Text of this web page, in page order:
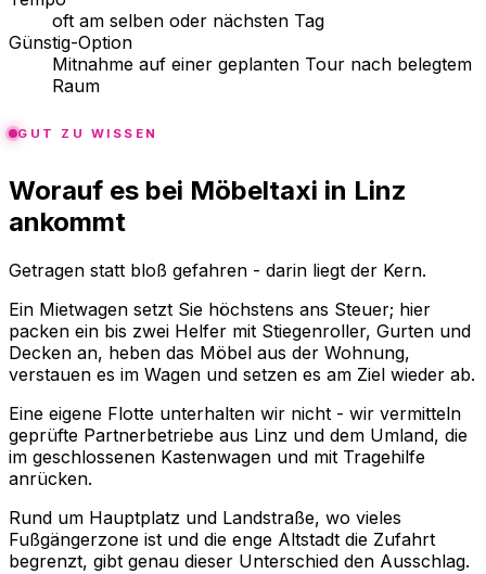
oft am selben oder nächsten Tag
Günstig-Option
Mitnahme auf einer geplanten Tour nach belegtem
Raum
GUT ZU WISSEN
Worauf es bei Möbeltaxi in Linz
ankommt
Getragen statt bloß gefahren - darin liegt der Kern.
Ein Mietwagen setzt Sie höchstens ans Steuer; hier
packen ein bis zwei Helfer mit Stiegenroller, Gurten und
Decken an, heben das Möbel aus der Wohnung,
verstauen es im Wagen und setzen es am Ziel wieder ab.
Eine eigene Flotte unterhalten wir nicht - wir vermitteln
geprüfte Partnerbetriebe aus Linz und dem Umland, die
im geschlossenen Kastenwagen und mit Tragehilfe
anrücken.
Rund um Hauptplatz und Landstraße, wo vieles
Fußgängerzone ist und die enge Altstadt die Zufahrt
begrenzt, gibt genau dieser Unterschied den Ausschlag.